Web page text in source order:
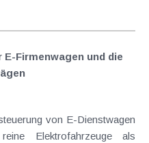
E-Firmenwagen und die
von E-Dienstwagen
Elektrofahrzeuge als